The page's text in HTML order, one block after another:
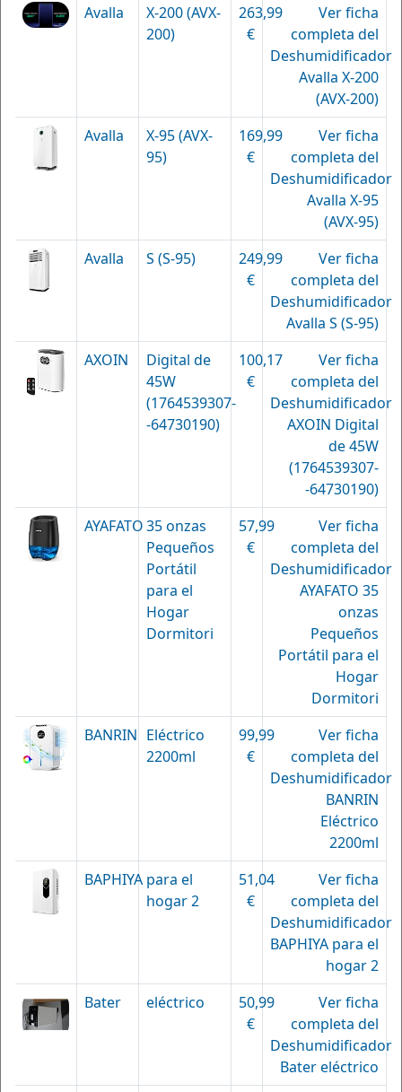
Avalla
X-200 (AVX-
200)
263,99
€
Ver ficha
completa del
Deshumidificador
Avalla X-200
(AVX-200)
Avalla
X-95 (AVX-
95)
169,99
€
Ver ficha
completa del
Deshumidificador
Avalla X-95
(AVX-95)
Avalla
S (S-95)
249,99
€
Ver ficha
completa del
Deshumidificador
Avalla S (S-95)
AXOIN
Digital de
45W
(1764539307-
-64730190)
100,17
€
Ver ficha
completa del
Deshumidificador
AXOIN Digital
de 45W
(1764539307-
-64730190)
AYAFATO35 onzas
Pequeños
Portátil
para el
Hogar
Dormitori
57,99
€
Ver ficha
completa del
Deshumidificador
AYAFATO 35
onzas
Pequeños
Portátil para el
Hogar
Dormitori
BANRIN Eléctrico
2200ml
99,99
€
Ver ficha
completa del
Deshumidificador
BANRIN
Eléctrico
2200ml
BAPHIYA para el
hogar 2
51,04
€
Ver ficha
completa del
Deshumidificador
BAPHIYA para el
hogar 2
Bater
eléctrico
50,99
€
Ver ficha
completa del
Deshumidificador
Bater eléctrico